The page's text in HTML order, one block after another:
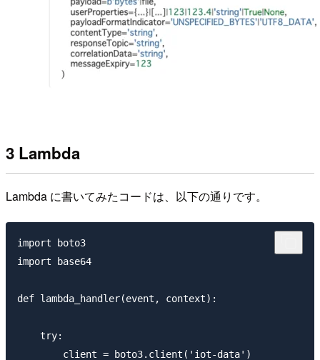
3 Lambda
Lambda に書いてみたコードは、以下の通りです。
import boto3
import base64
def lambda_handler(event, context):
    try:
        client = boto3.client('iot-data')